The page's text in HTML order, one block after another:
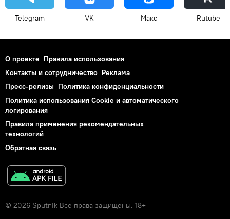
Telegram VK Макс Rutube
О проекте Правила использования
Контакты и сотрудничество Реклама
Пресс-релизы Политика конфиденциальности
Политика использования Cookie и автоматического
логирования
Правила применения рекомендательных
технологий
Обратная связь
© 2026 Sputnik Все права защищены. 18+